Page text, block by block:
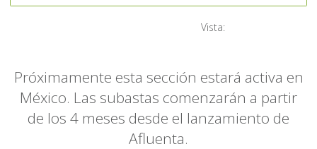
Vista:
Próximamente esta sección estará activa en
México. Las subastas comenzarán a partir
de los 4 meses desde el lanzamiento de
Afluenta.